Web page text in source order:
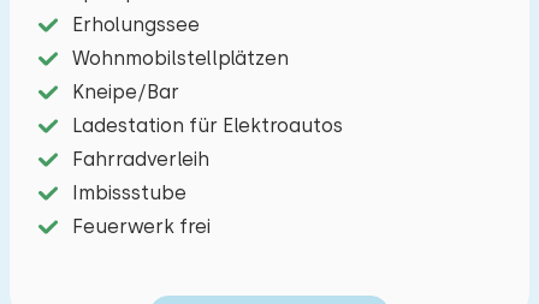
CD/DVD-Player und Kamin. Eine Schiebetür führt
auf die Terrasse und in den Garten. Die offene
Küche ist komplett ausgestattet und verfügt
über eine Kombimikrowelle, einen Kühlschrank,
eine Filterkaffeemaschine und einen
Geschirrspüler.
Das Badezimmer hat eine Toilette, ein
Erholungssee
Wohnmobilstellplätzen
Kneipe/Bar
Ladestation für Elektroautos
Fahrradverleih
Imbissstube
Feuerwerk frei